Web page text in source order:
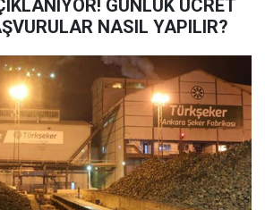
GÜNLÜK ÜCRET
BAŞVURULAR NASIL YAPILIR?